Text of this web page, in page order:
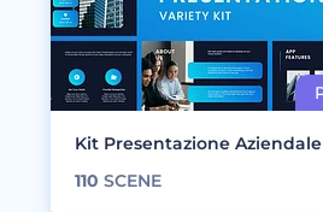
Kit Presentazione Aziendale
110 SCENE